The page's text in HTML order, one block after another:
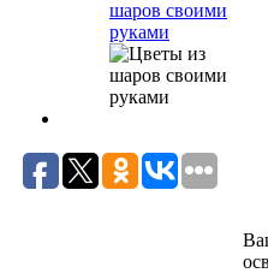
шаров своими
руками